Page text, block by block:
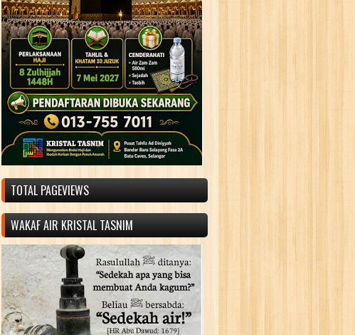
TOTAL PAGEVIEWS
WAKAF AIR KRISTAL TASNIM